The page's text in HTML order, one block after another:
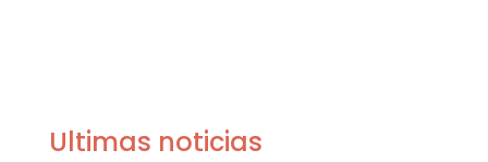
Ultimas noticias